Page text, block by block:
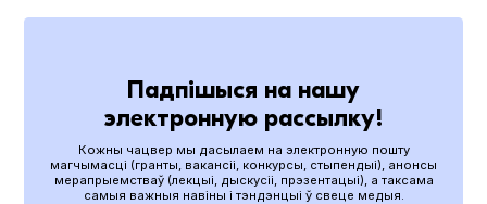
Падпішыся на нашу
электронную рассылку!
Кожны чацвер мы дасылаем на электронную пошту
магчымасці (гранты, вакансіі, конкурсы, стыпендыі), анонсы
мерапрыемстваў (лекцыі, дыскусіі, прэзентацыі), а таксама
самыя важныя навіны і тэндэнцыі ў свеце медыя.